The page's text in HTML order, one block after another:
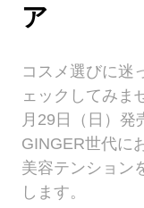
ア
コスメ選びに迷
ェックしてみま
月29日（日）発
GINGER世代に
美容テンション
します。